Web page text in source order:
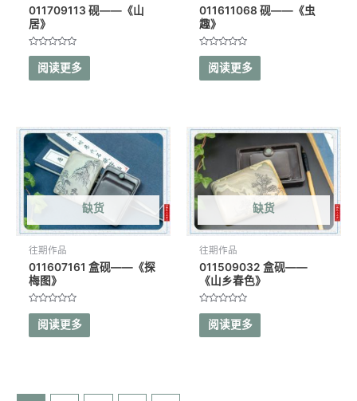
011709113 砚——《山
居》
评
分
&sol;
阅读更多
011611068 砚——《虫
趣》
评
分
&sol;
阅读更多
缺货
往期作品
011607161 盒砚——《探
梅图》
评
分
&sol;
阅读更多
缺货
往期作品
011509032 盒砚——
《山乡春色》
评
分
&sol;
阅读更多